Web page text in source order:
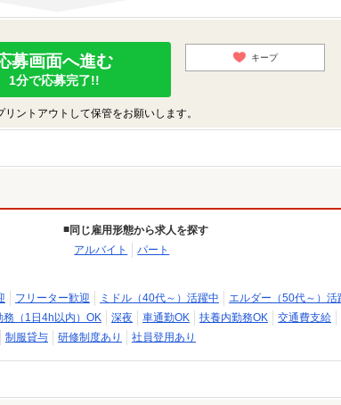
募画面へ進む
1分で応募完了!!
キープ
ントアウトして保管をお願いします。
同じ雇用形態から求人を探す
アルバイト
パート
フリーター歓迎 ミドル（40代～）活躍中
エルダー（50代～）活
務（1日4h以内）OK 深夜 車通勤OK 扶養内勤務OK
交通費支給
制服貸与 研修制度あり 社員登用あり